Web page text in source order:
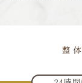
© 2025